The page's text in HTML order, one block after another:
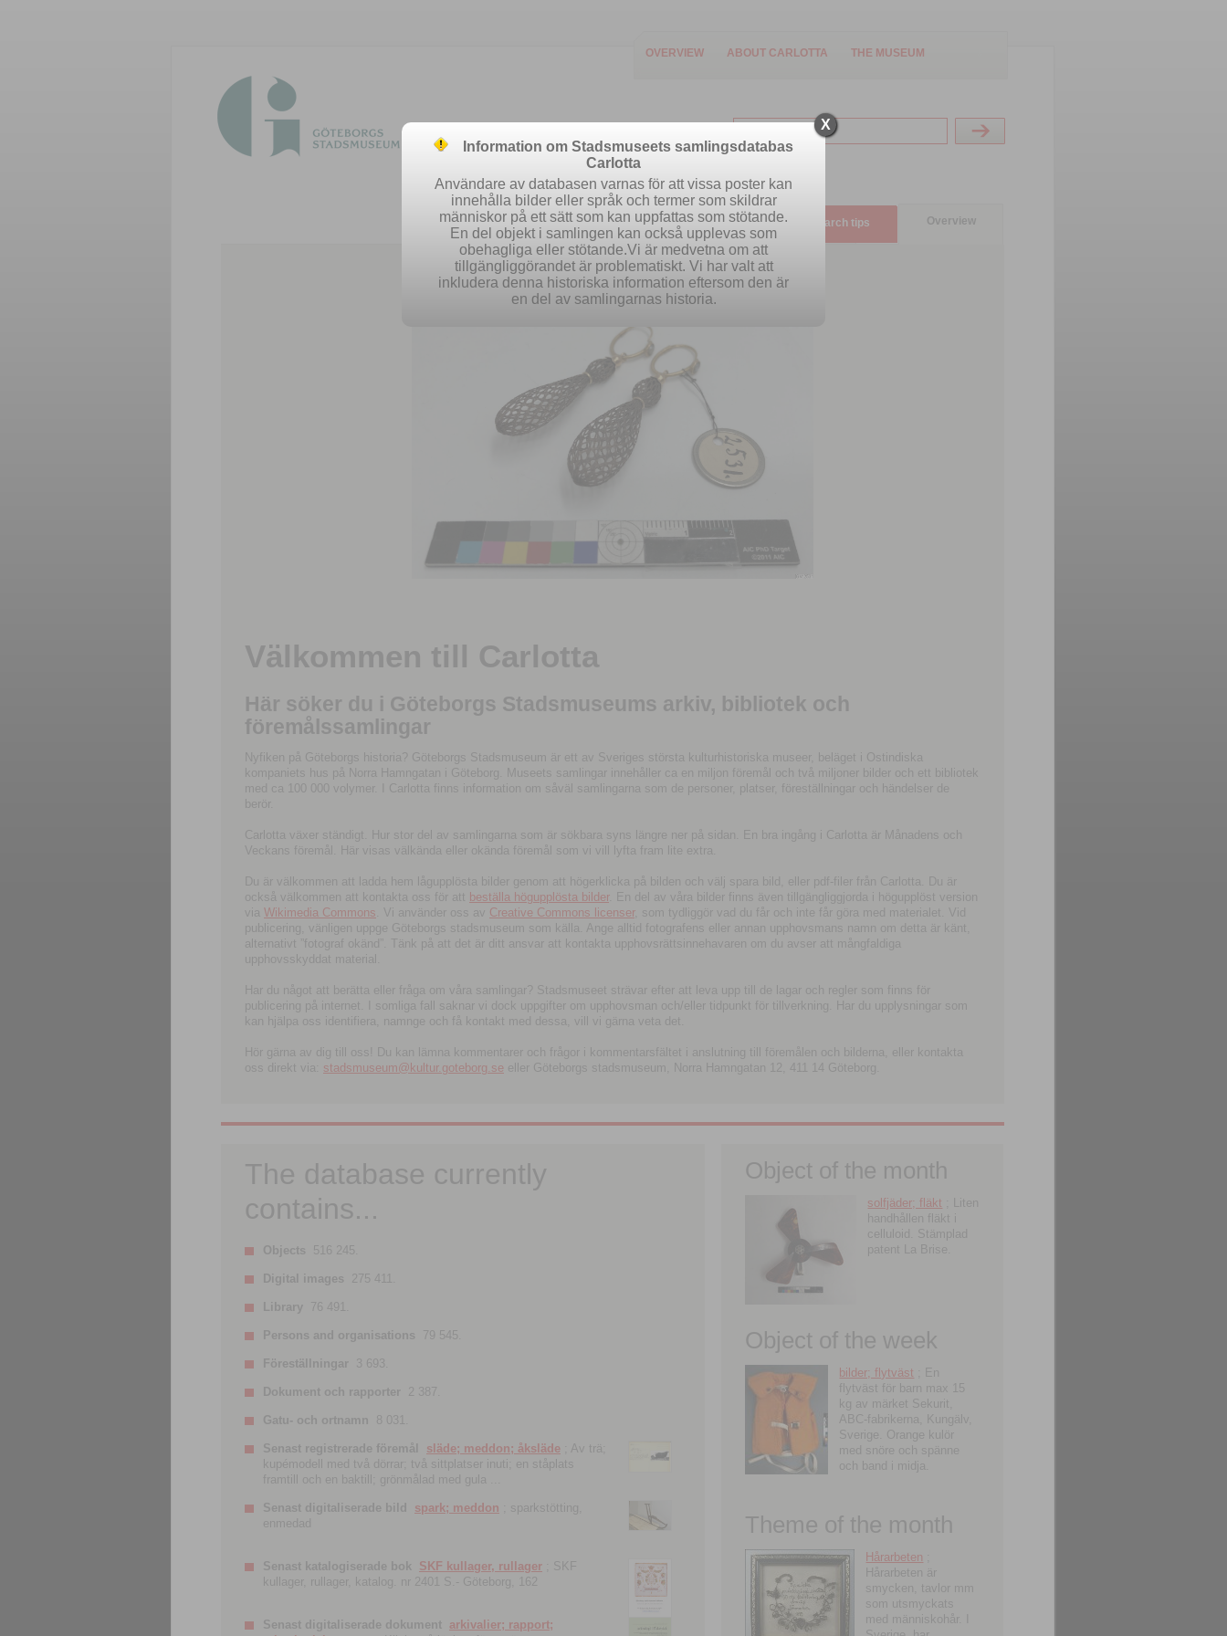
OVERVIEW ABOUT CARLOTTA THE MUSEUM
Easy search Advanced search Search tips Overview
Välkommen till Carlotta
Här söker du i Göteborgs Stadsmuseums arkiv, bibliotek och
föremålssamlingar
Nyfiken på Göteborgs historia? Göteborgs Stadsmuseum är ett av Sveriges största kulturhistoriska museer, beläget i Ostindiska
kompaniets hus på Norra Hamngatan i Göteborg. Museets samlingar innehåller ca en miljon föremål och två miljoner bilder och ett bibliotek
med ca 100 000 volymer. I Carlotta finns information om såväl samlingarna som de personer, platser, föreställningar och händelser de
berör.
Carlotta växer ständigt. Hur stor del av samlingarna som är sökbara syns längre ner på sidan. En bra ingång i Carlotta är Månadens och
Veckans föremål. Här visas välkända eller okända föremål som vi vill lyfta fram lite extra.
Du är välkommen att ladda hem lågupplösta bilder genom att högerklicka på bilden och välj spara bild, eller pdf-filer från Carlotta. Du är
också välkommen att kontakta oss för att beställa högupplösta bilder. En del av våra bilder finns även tillgängliggjorda i högupplöst version
via Wikimedia Commons . Vi använder oss av Creative Commons licenser, som tydliggör vad du får och inte får göra med materialet. Vid
publicering, vänligen uppge Göteborgs stadsmuseum som källa. Ange alltid fotografens eller annan upphovsmans namn om detta är känt,
alternativt ”fotograf okänd”. Tänk på att det är ditt ansvar att kontakta upphovsrättsinnehavaren om du avser att mångfaldiga
upphovsskyddat material.
Har du något att berätta eller fråga om våra samlingar? Stadsmuseet strävar efter att leva upp till de lagar och regler som finns för
publicering på internet. I somliga fall saknar vi dock uppgifter om upphovsman och/eller tidpunkt för tillverkning. Har du upplysningar som
kan hjälpa oss identifiera, namnge och få kontakt med dessa, vill vi gärna veta det.
Hör gärna av dig till oss! Du kan lämna kommentarer och frågor i kommentarsfältet i anslutning till föremålen och bilderna, eller kontakta
oss direkt via: stadsmuseum@kultur.goteborg.se eller Göteborgs stadsmuseum, Norra Hamngatan 12, 411 14 Göteborg.
The database currently
contains...
Objects 516 245.
Digital images 275 411.
Library 76 491.
Persons and organisations 79 545.
Föreställningar 3 693.
Dokument och rapporter 2 387.
Gatu- och ortnamn 8 031.
Senast registrerade föremål släde; meddon; åksläde ; Av trä;
kupémodell med två dörrar; två sittplatser inuti; en ståplats
framtill och en baktill; grönmålad med gula ...
Senast digitaliserade bild spark; meddon ; sparkstötting,
enmedad
Senast katalogiserade bok SKF kullager, rullager ; SKF
kullager, rullager, katalog. nr 2401 S.- Göteborg, 162
Senast digitaliserade dokument arkivalier; rapport;
Object of the month
solfjäder; fläkt ; Liten
handhållen fläkt i
celluloid. Stämplad
patent La Brise.
Object of the week
bilder; flytväst ; En
flytväst för barn max 15
kg av märket Sekurit,
ABC-fabrikerna, Kungälv,
Sverige. Orange kulör
med snöre och spänne
och band i midja.
Theme of the month
Hårarbeten
Hårarbeten är
smycken, tavlor mm
som utsmyckats
med människohår. I
X
Information om Stadsmuseets samlingsdatabas
Carlotta
Användare av databasen varnas för att vissa poster kan
innehålla bilder eller språk och termer som skildrar
människor på ett sätt som kan uppfattas som stötande.
En del objekt i samlingen kan också upplevas som
obehagliga eller stötande.Vi är medvetna om att
tillgängliggörandet är problematiskt. Vi har valt att
inkludera denna historiska information eftersom den är
en del av samlingarnas historia.